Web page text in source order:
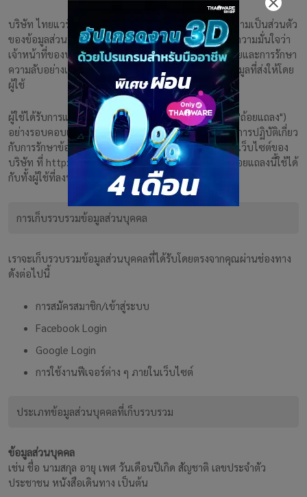
บริษัท ไทยแวร์ คอมมิวนิเคชั่น จำกัด ("บริษัท") เคารพความเป็นส่วนตัว
ของข้อมูลส่วนบุคคลและข้อมูลของผู้ใช้ และจะทำให้เกิดความมั่นใจว่า
เจ้าหน้าที่ของบริษัทได้ปฏิบัติตามมาตรฐานความปลอดภัยและการรักษา
ความลับอย่างเข้มงวดในส่วนของข้อมูลส่วนบุคคลและข้อมูลที่ส่งให้โดย
ผู้ใช้
ผู้ใช้ได้รับการแนะนำให้อ่านนโยบายความเป็นส่วนตัวนี้ ("ถ้อยแถลง")
อย่างรอบคอบเพื่อความเข้าใจในนโยบายของบริษัท และการปฏิบัติเกี่ยว
กับการรักษาข้อมูลส่วนบุคคลและข้อมูลที่ได้รับจากผู้ใช้ในเว็บไซต์ของ
บริษัท ที่ http://www.freelancebay.com ("เว็บไซต์") ถ้อยแถลงนี้ใช้ได้
กับทั้งผู้ใช้ที่ลงทะเบียนและไม่ได้ลงทะเบียนของเว็บไซต์
การเก็บรวบรวมข้อมูลส่วนบุคคล
เราจะเก็บรวบรวมข้อมูลส่วนบุคคลที่ได้รับโดยตรงจากคุณผ่านช่องทาง
ดังต่อไปนี้
การสมัครสมาชิก/เข้าสู่ระบบ
Facebook Login
Google Login
การใช้งานฟีเจอร์ต่าง ๆ ภายในเว็บไซต์
ประเภทข้อมูลส่วนบุคคลที่เก็บรวบรวม
ข้อมูลส่วนบุคคล
เช่น ชื่อ นามสกุล อายุ เพศ วันเดือนปีเกิด สัญชาติ เลขประจำตัว
ประชาชน หนังสือเดินทาง เป็นต้น